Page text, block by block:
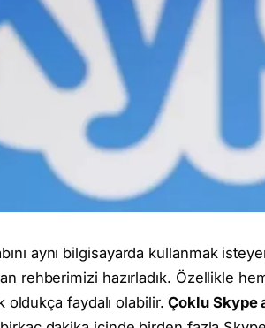
aynı bilgisayarda kullanmak
rehberimizi hazırladık. Özellikle
oldukça faydalı olabilir.Çoklu Skype